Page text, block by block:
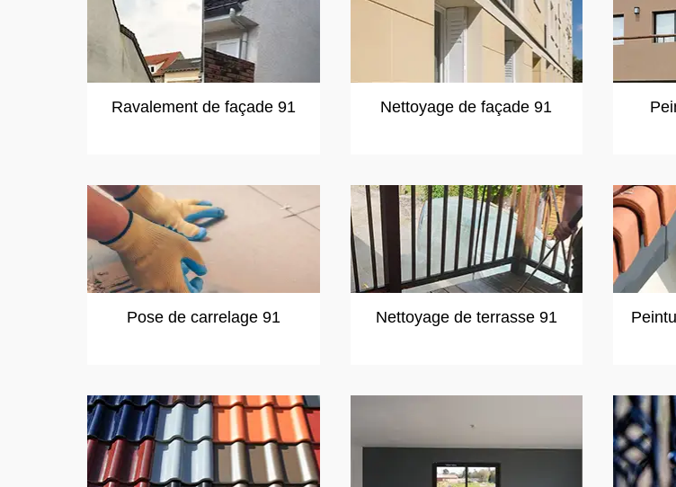
Ravalement de façade 91 Nettoyage de façade 91
Pose de carrelage 91 Nettoyage de terrasse 91